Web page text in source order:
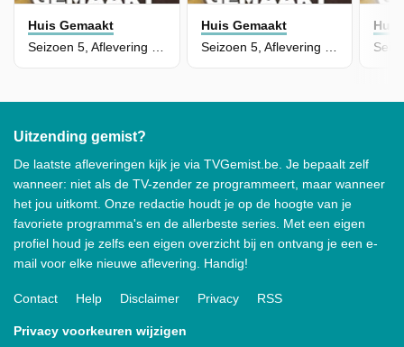
Huis Gemaakt
Huis Gemaakt
Huis
Uitzending gemist?
De laatste afleveringen kijk je via TVGemist.be. Je bepaalt zelf
wanneer: niet als de TV-zender ze programmeert, maar wanneer
het jou uitkomt. Onze redactie houdt je op de hoogte van je
favoriete programma's en de allerbeste series. Met een eigen
profiel houd je zelfs een eigen overzicht bij en ontvang je een e-
mail voor elke nieuwe aflevering. Handig!
Contact Help Disclaimer Privacy RSS
Privacy voorkeuren wijzigen